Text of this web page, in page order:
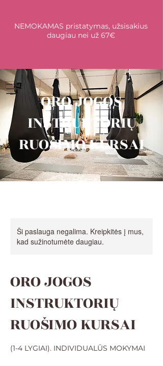
NEMOKAMAS pristatymas, užsisakius
daugiau nei už 67€
ORO JOGOS
INSTRUKTORIŲ
RUOŠIMO KURSAI
Ši paslauga negalima. Kreipkitės į mus,
kad sužinotumėte daugiau.
ORO JOGOS
INSTRUKTORIŲ
RUOŠIMO KURSAI
(1-4 LYGIAI). INDIVIDUALŪS MOKYMAI